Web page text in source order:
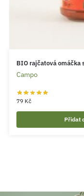
BIO rajčatová omáčka
Campo
79 Kč
Přidat